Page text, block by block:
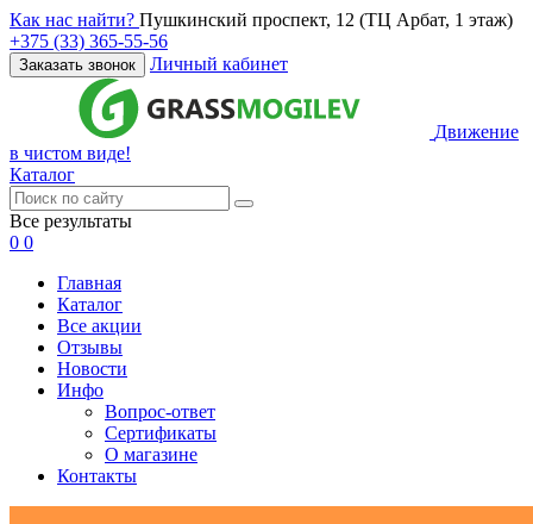
Как нас найти? Пушкинский проспект, 12 (ТЦ Арбат, 1 этаж)
+375 (33) 365-55-56
Заказать звонок Личный кабинет
Движение
в чистом виде!
Каталог
Все результаты
0 0
Главная
Каталог
Все акции
Отзывы
Новости
Инфо
Вопрос-ответ
Сертификаты
О магазине
Контакты